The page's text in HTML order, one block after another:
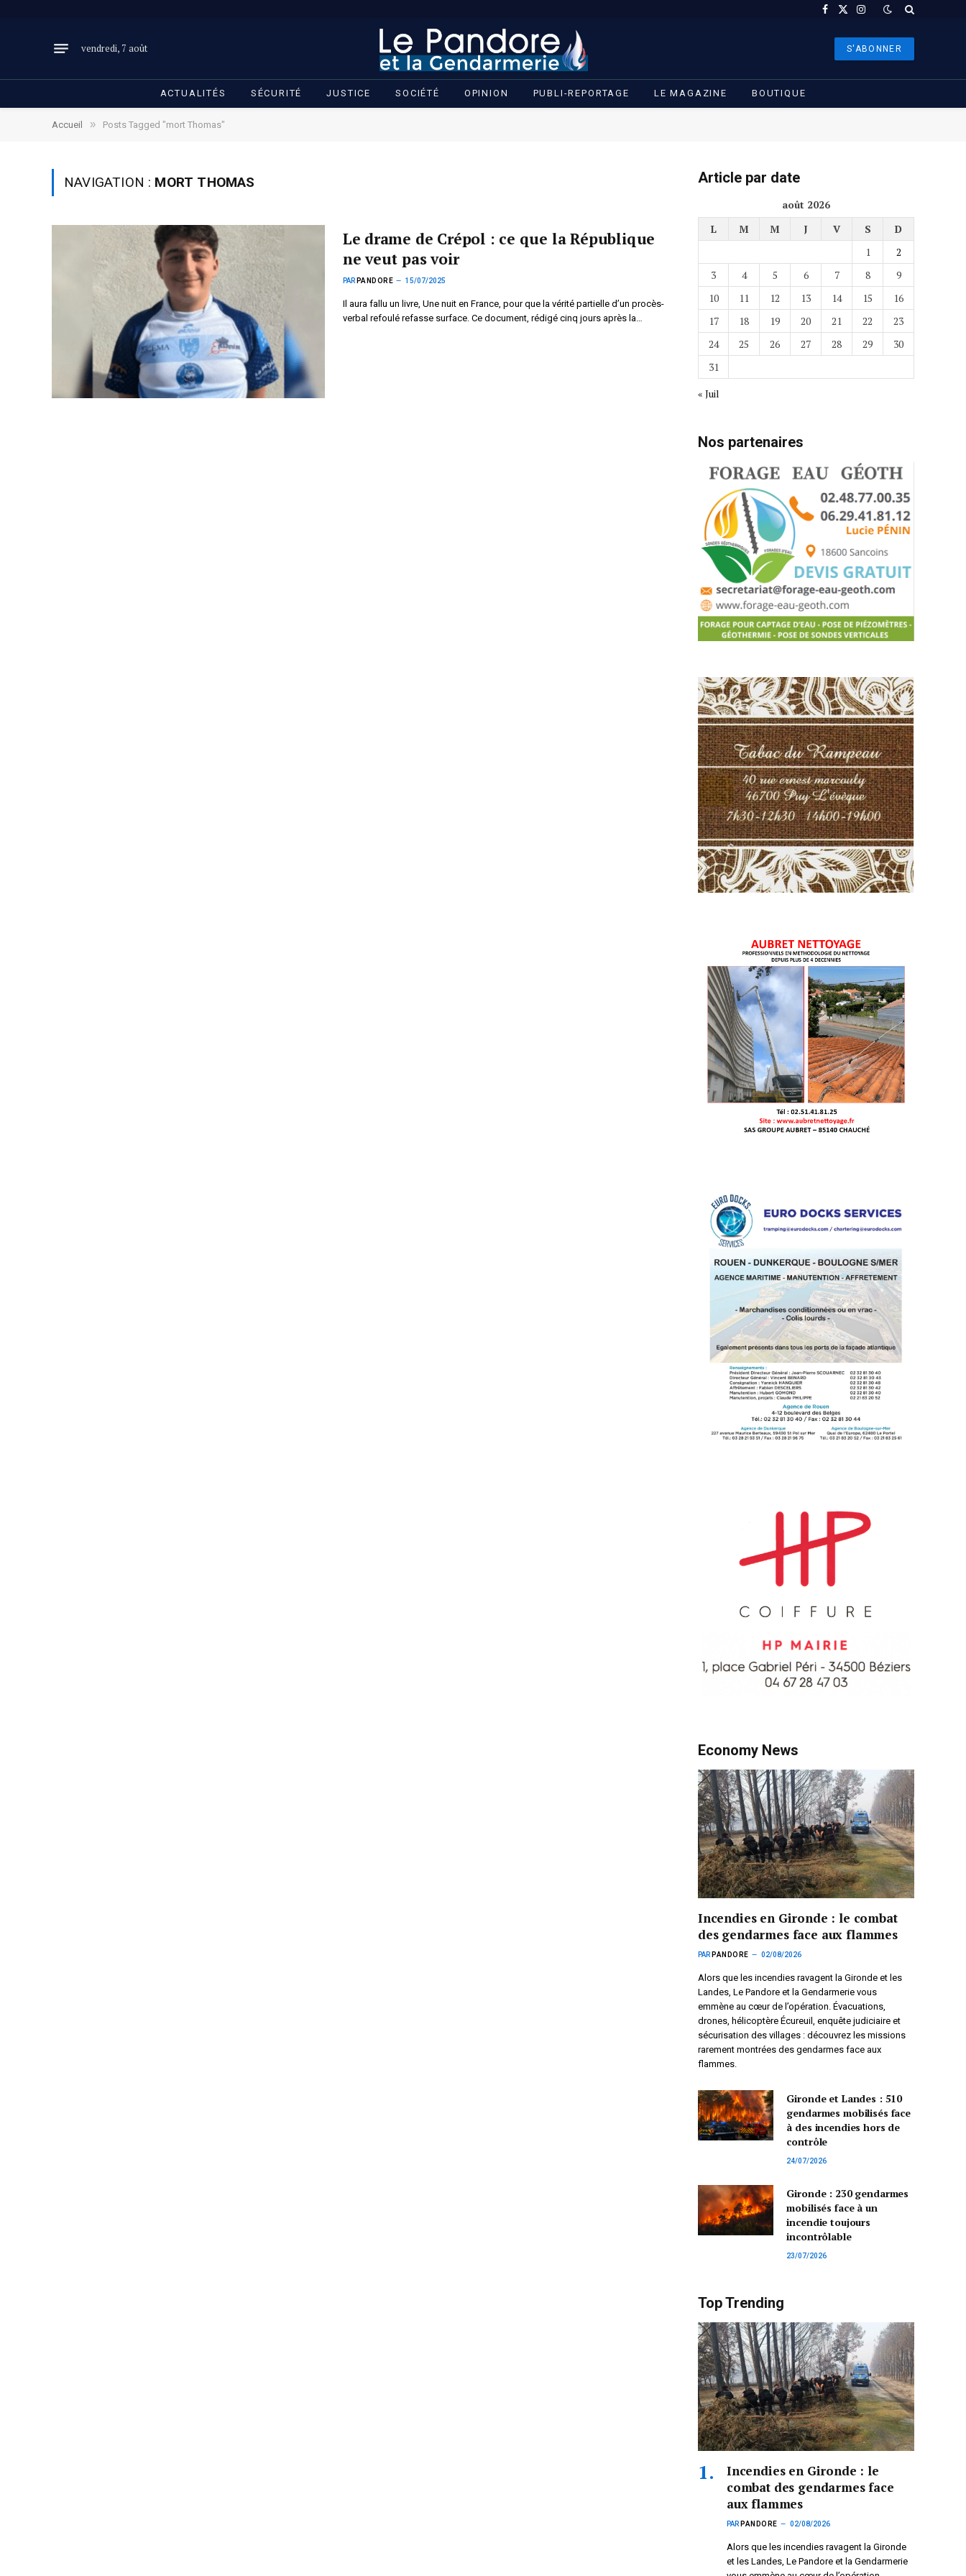
Facebook
X
Instagram
vendredi, 7 août S'ABONNER
ACTUALITÉS SÉCURITÉ JUSTICE SOCIÉTÉ OPINION PUBLI-REPORTAGE LE MAGAZINE BOUTIQUE
Accueil » Posts Tagged "mort Thomas"
NAVIGATION : MORT THOMAS
Le drame de Crépol : ce que la République
ne veut pas voir
PAR PANDORE 15/07/2025
Il aura fallu un livre, Une nuit en France, pour que la vérité partielle d’un procès-
verbal refoulé refasse surface. Ce document, rédigé cinq jours après la…
Article par date
août 2026
L
M M J V S
D
1
2
3
4 5 6 7 8
9
10
11 12 13 14 15
16
17
18 19 20 21 22
23
24
25 26 27 28 29
30
31
« Juil
Nos partenaires
Economy News
Incendies en Gironde : le combat
des gendarmes face aux flammes
PAR PANDORE 02/08/2026
Alors que les incendies ravagent la Gironde et les
Landes, Le Pandore et la Gendarmerie vous
emmène au cœur de l’opération. Évacuations,
drones, hélicoptère Écureuil, enquête judiciaire et
sécurisation des villages : découvrez les missions
rarement montrées des gendarmes face aux
flammes.
Gironde et Landes : 510
gendarmes mobilisés face
à des incendies hors de
contrôle
24/07/2026
Gironde : 230 gendarmes
mobilisés face à un
incendie toujours
incontrôlable
23/07/2026
Top Trending
Incendies en Gironde : le
combat des gendarmes face
aux flammes
PAR PANDORE 02/08/2026
Alors que les incendies ravagent la Gironde
et les Landes, Le Pandore et la Gendarmerie